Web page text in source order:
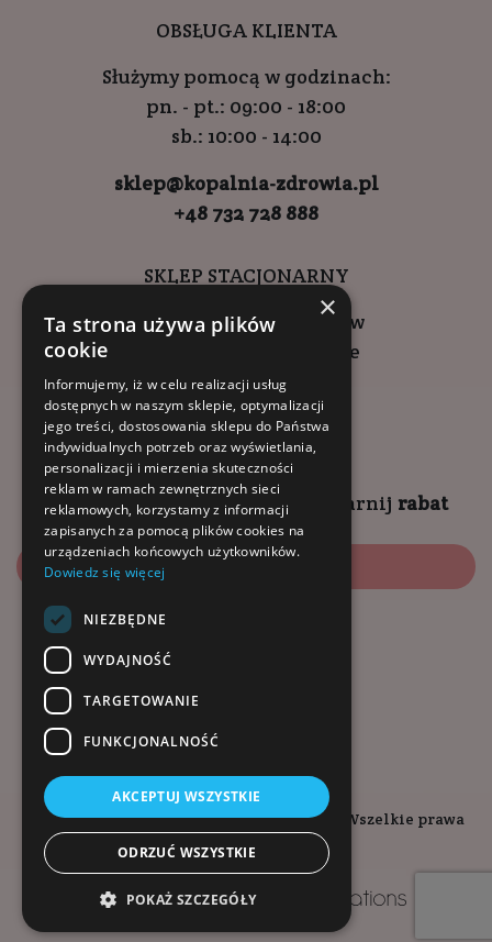
OBSŁUGA KLIENTA
Służymy pomocą w godzinach:
pn. - pt.: 09:00 - 18:00
sb.: 10:00 - 14:00
sklep@kopalnia-zdrowia.pl
+48 732 728 888
SKLEP STACJONARNY
ul. Wadowicka 6, Kraków
Kompleks Buma Square
godziny otwarcia:
9:00 - 18:00 (pon-pt)
10:00 - 14:00 (sob)
Zapisz się naNEWSLETTER zgarnij rabat
Zapisz się
Copyright © 2026. Kopalnia-Zdrowia.pl - Wszelkie prawa
Projekt i wykonanie
×
Ta strona używa plików
cookie
Informujemy, iż w celu realizacji usług
dostępnych w naszym sklepie, optymalizacji
jego treści, dostosowania sklepu do Państwa
indywidualnych potrzeb oraz wyświetlania,
personalizacji i mierzenia skuteczności
reklam w ramach zewnętrznych sieci
reklamowych, korzystamy z informacji
zapisanych za pomocą plików cookies na
urządzeniach końcowych użytkowników.
Dowiedz się więcej
NIEZBĘDNE
WYDAJNOŚĆ
TARGETOWANIE
FUNKCJONALNOŚĆ
AKCEPTUJ WSZYSTKIE
ODRZUĆ WSZYSTKIE
POKAŻ SZCZEGÓŁY